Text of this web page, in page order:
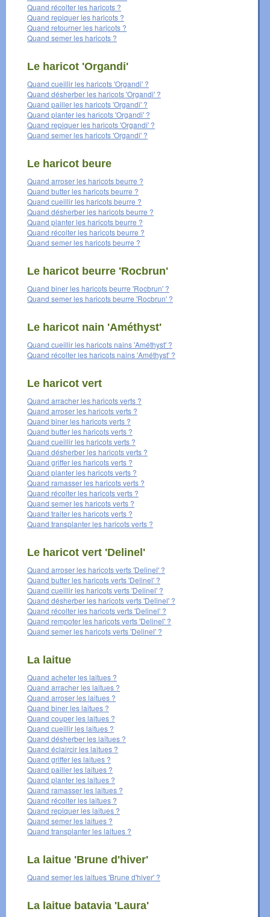
Quand récolter les haricots ?
Quand repiquer les haricots ?
Quand retourner les haricots ?
Quand semer les haricots ?
Le haricot 'Organdi'
Quand cueillir les haricots 'Organdi' ?
Quand désherber les haricots 'Organdi' ?
Quand pailler les haricots 'Organdi' ?
Quand planter les haricots 'Organdi' ?
Quand repiquer les haricots 'Organdi' ?
Quand semer les haricots 'Organdi' ?
Le haricot beure
Quand arroser les haricots beurre ?
Quand butter les haricots beurre ?
Quand cueillir les haricots beurre ?
Quand désherber les haricots beurre ?
Quand planter les haricots beurre ?
Quand récolter les haricots beurre ?
Quand semer les haricots beurre ?
Le haricot beurre 'Rocbrun'
Quand biner les haricots beurre 'Rocbrun' ?
Quand semer les haricots beurre 'Rocbrun' ?
Le haricot nain 'Améthyst'
Quand cueillir les haricots nains 'Améthyst' ?
Quand récolter les haricots nains 'Améthyst' ?
Le haricot vert
Quand arracher les haricots verts ?
Quand arroser les haricots verts ?
Quand biner les haricots verts ?
Quand butter les haricots verts ?
Quand cueillir les haricots verts ?
Quand désherber les haricots verts ?
Quand griffer les haricots verts ?
Quand planter les haricots verts ?
Quand ramasser les haricots verts ?
Quand récolter les haricots verts ?
Quand semer les haricots verts ?
Quand traiter les haricots verts ?
Quand transplanter les haricots verts ?
Le haricot vert 'Delinel'
Quand arroser les haricots verts 'Delinel' ?
Quand butter les haricots verts 'Delinel' ?
Quand cueillir les haricots verts 'Delinel' ?
Quand désherber les haricots verts 'Delinel' ?
Quand récolter les haricots verts 'Delinel' ?
Quand rempoter les haricots verts 'Delinel' ?
Quand semer les haricots verts 'Delinel' ?
La laitue
Quand acheter les laitues ?
Quand arracher les laitues ?
Quand arroser les laitues ?
Quand biner les laitues ?
Quand couper les laitues ?
Quand cueillir les laitues ?
Quand désherber les laitues ?
Quand éclaircir les laitues ?
Quand griffer les laitues ?
Quand pailler les laitues ?
Quand planter les laitues ?
Quand ramasser les laitues ?
Quand récolter les laitues ?
Quand repiquer les laitues ?
Quand semer les laitues ?
Quand transplanter les laitues ?
La laitue 'Brune d'hiver'
Quand semer les laitues 'Brune d'hiver' ?
La laitue batavia 'Laura'